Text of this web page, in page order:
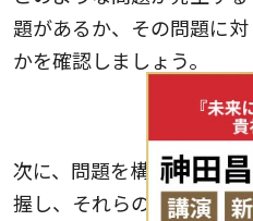
題があるか、その問題に
かを確認しましょう。
次に、問題を構造的に分
握し、それらの関係性を